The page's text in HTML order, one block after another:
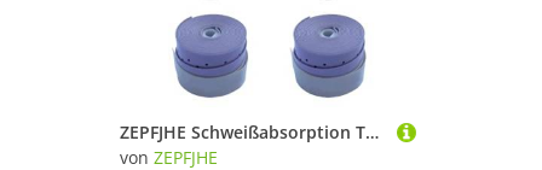
ZEPFJHE Schweißabsorption Tennisschläger Grip Badmintons Squash Training Sweatband Nonslip Grips Overgrip Dauerhafte Antislip Schläger Super Absorbiert
von ZEPFJHE